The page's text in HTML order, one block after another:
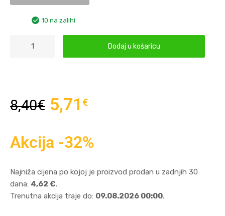
10 na zalihi
Dodaj u košaricu
8,40€ 5,71 €
Akcija -32%
Najniža cijena po kojoj je proizvod prodan u zadnjih 30
dana: 4,62 €.
Trenutna akcija traje do: 09.08.2026 00:00.